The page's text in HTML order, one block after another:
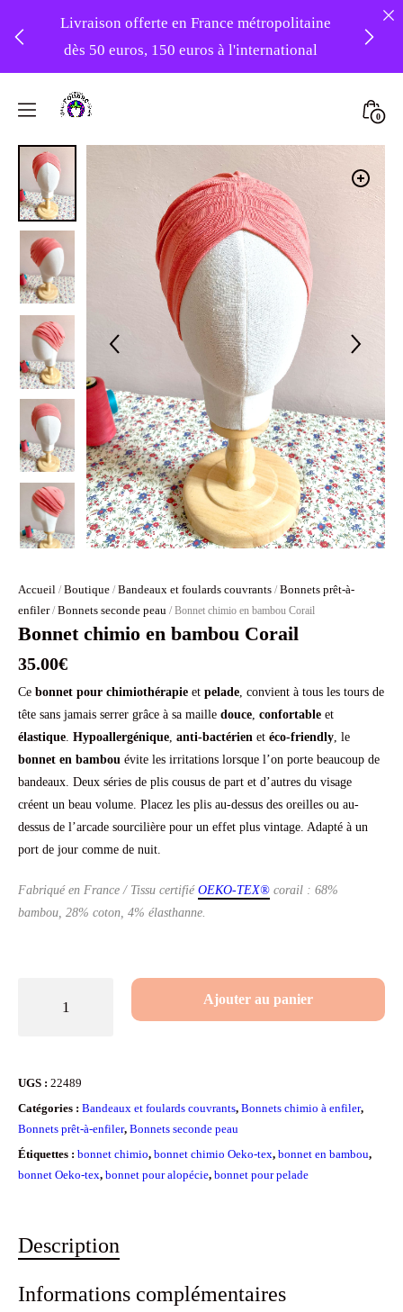
Livraison offerte en France métropolitaine
dès 50 euros, 150 euros à l'international
Turbans
0
Accueil / Boutique / Bandeaux et foulards couvrants / Bonnets prêt-à-
enfiler/ Bonnets seconde peau / Bonnet chimio en bambou Corail
Bonnet chimio en bambou Corail
35.00€
Ce bonnet pour chimiothérapie et pelade , convient à tous les tours de
tête sans jamais serrer grâce à sa maille douce confortable et
élastique Hypoallergénique anti-bactérien et éco-friendly , le
bonnet en bambou évite les irritations lorsque l’on porte beaucoup de
bandeaux. Deux séries de plis cousus de part et d’autres du visage
créent un beau volume. Placez les plis au-dessus des oreilles ou au-
dessus de l’arcade sourcilière pour un effet plus vintage. Adapté à un
port de jour comme de nuit.
Fabriqué en France / Tissu certifié OEKO-TEX® corail : 68%
bambou, 28% coton, 4% élasthanne.
bambou
Corail
Ajouter au panier
UGS : 22489
Catégories : Bandeaux et foulards couvrants, Bonnets chimio à enfiler,
Bonnets prêt-à-enfiler, Bonnets seconde peau
Étiquettes : bonnet chimio, bonnet chimio Oeko-tex, bonnet en bambou,
bonnet Oeko-tex, bonnet pour alopécie, bonnet pour pelade
Description
Informations complémentaires